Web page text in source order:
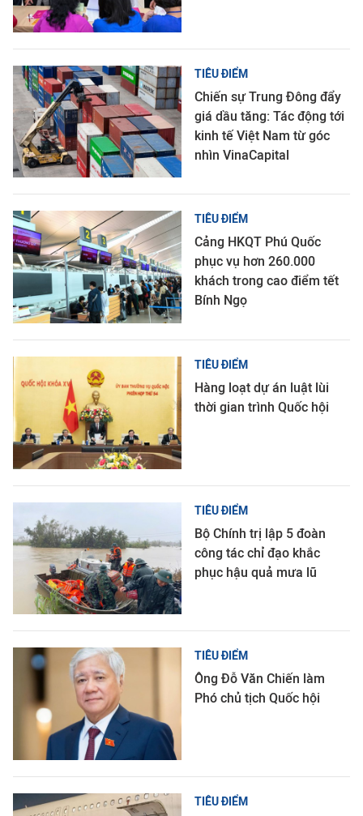
TIÊU ĐIỂM
Chiến sự Trung Đông đẩy
giá dầu tăng: Tác động tới
kinh tế Việt Nam từ góc
nhìn VinaCapital
TIÊU ĐIỂM
Cảng HKQT Phú Quốc
phục vụ hơn 260.000
khách trong cao điểm tết
Bính Ngọ
TIÊU ĐIỂM
Hàng loạt dự án luật lùi
thời gian trình Quốc hội
TIÊU ĐIỂM
Bộ Chính trị lập 5 đoàn
công tác chỉ đạo khắc
phục hậu quả mưa lũ
TIÊU ĐIỂM
Ông Đỗ Văn Chiến làm
Phó chủ tịch Quốc hội
TIÊU ĐIỂM